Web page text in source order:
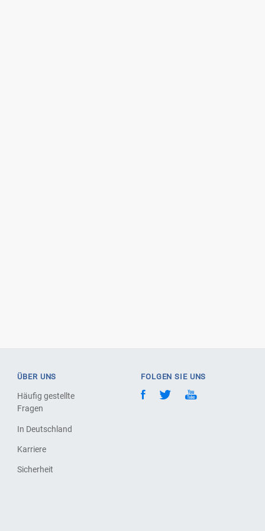
ÜBER UNS
Häufig gestellte
Fragen
In Deutschland
Karriere
Sicherheit
FOLGEN SIE UNS